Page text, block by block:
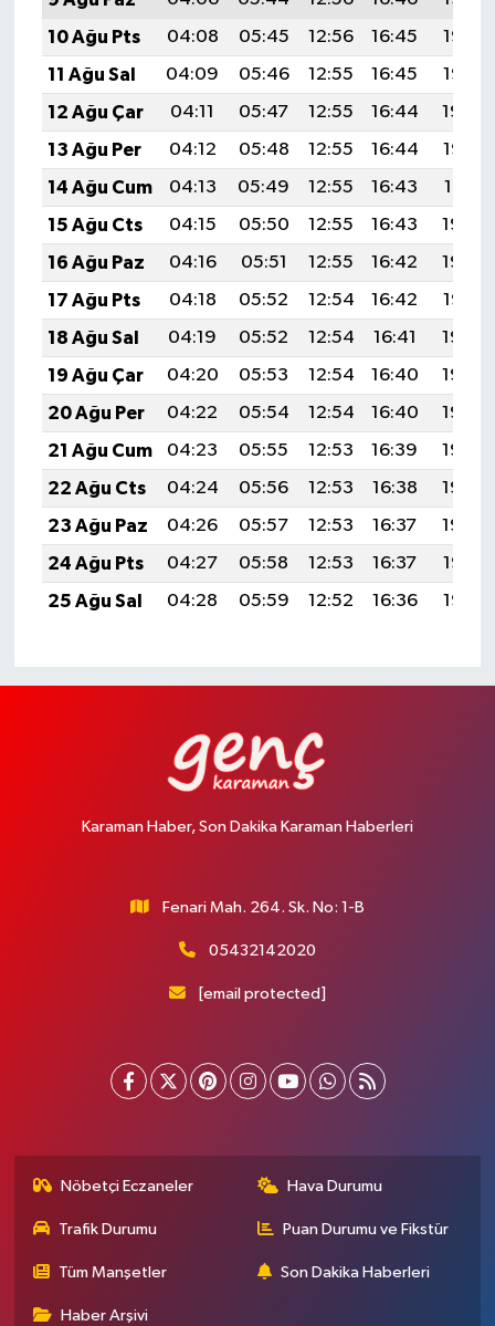
10 Ağu Pts
04:08 05:45 12:56 16:45
19:56
11 Ağu Sal
04:09 05:46 12:55 16:45
19:55
12 Ağu Çar
04:11 05:47 12:55 16:44
19:54
13 Ağu Per
04:12 05:48 12:55 16:44
19:53
14 Ağu Cum
04:13 05:49 12:55 16:43
19:51
15 Ağu Cts
04:15 05:50 12:55 16:43
19:50
16 Ağu Paz
04:16 05:51 12:55 16:42
19:49
17 Ağu Pts
04:18 05:52 12:54 16:42
19:47
18 Ağu Sal
04:19 05:52 12:54 16:41
19:46
19 Ağu Çar
04:20 05:53 12:54 16:40
19:44
20 Ağu Per
04:22 05:54 12:54 16:40
19:43
21 Ağu Cum
04:23 05:55 12:53 16:39
19:42
22 Ağu Cts
04:24 05:56 12:53 16:38
19:40
23 Ağu Paz
04:26 05:57 12:53 16:37
19:39
24 Ağu Pts
04:27 05:58 12:53 16:37
19:37
25 Ağu Sal
04:28 05:59 12:52 16:36 19:36
Karaman Haber, Son Dakika Karaman Haberleri
Fenari Mah. 264. Sk. No: 1-B
05432142020
[email protected]
Nöbetçi Eczaneler Hava Durumu
Trafik Durumu Puan Durumu ve Fikstür
Tüm Manşetler Son Dakika Haberleri
Haber Arşivi